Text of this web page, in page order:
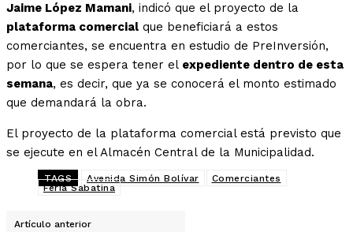
Jaime López Mamani, indicó que el proyecto de la
plataforma comercial que beneficiará a estos
comerciantes, se encuentra en estudio de PreInversión,
por lo que se espera tener el expediente dentro de esta
semana, es decir, que ya se conocerá el monto estimado
que demandará la obra.
El proyecto de la plataforma comercial está previsto que
se ejecute en el Almacén Central de la Municipalidad.
TAGS Avenida Simón Bolívar
Comerciantes
Feria Sabatina
Artículo anterior